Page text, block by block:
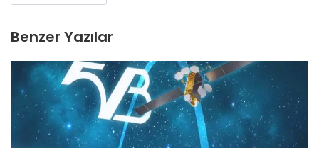
Benzer Yazılar